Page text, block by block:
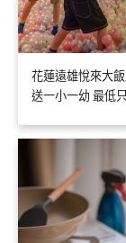
花蓮遠雄悅來大
送一小一幼 最低